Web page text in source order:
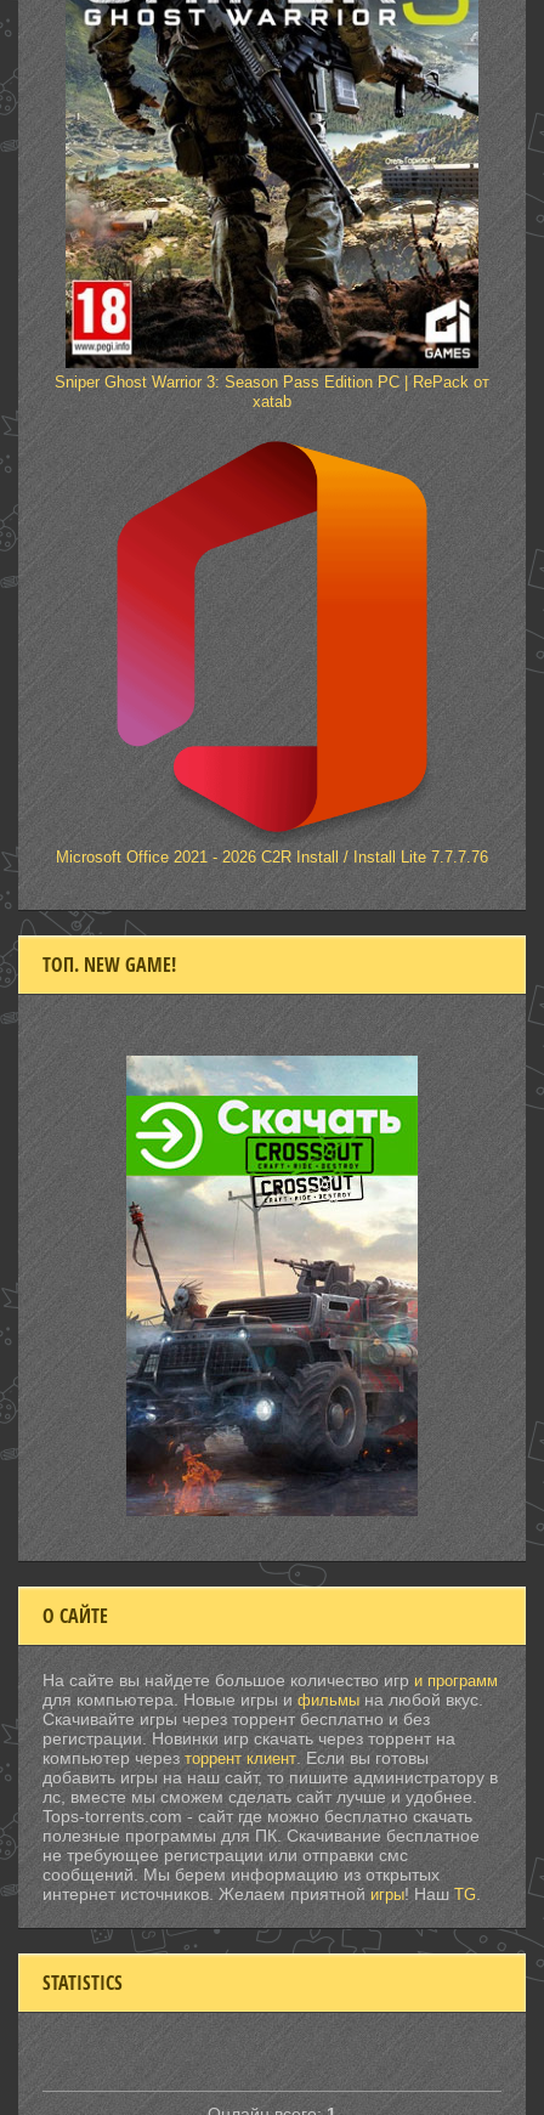
Sniper Ghost Warrior 3: Season Pass Edition PC | RePack от
xatab
Microsoft Office 2021 - 2026 C2R Install / Install Lite 7.7.7.76
ТОП. NEW GAME!
О САЙТЕ
На сайте вы найдете большое количество игр и программ
для компьютера. Новые игры и фильмы на любой вкус.
Скачивайте игры через торрент бесплатно и без
регистрации. Новинки игр скачать через торрент на
компьютер через торрент клиент. Если вы готовы
добавить игры на наш сайт, то пишите администратору в
лс, вместе мы сможем сделать сайт лучше и удобнее.
Tops-torrents.com - сайт где можно бесплатно скачать
полезные программы для ПК. Скачивание бесплатное
не требующее регистрации или отправки смс
сообщений. Мы берем информацию из открытых
интернет источников. Желаем приятной игры! Наш TG.
STATISTICS